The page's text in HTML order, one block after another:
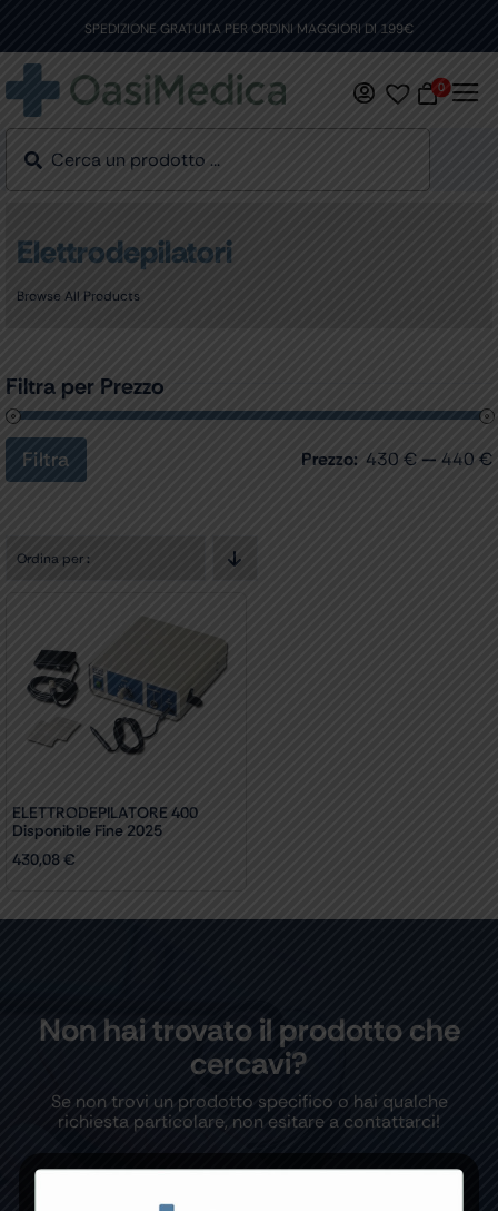
content
SPEDIZIONE GRATUITA PER ORDINI MAGGIORI DI 199€
0
Elettrodepilatori
Browse All Products
Filtra per Prezzo
Prezzo
Min
Prezzo
Max
Filtra Prezzo: 430 € —440 €
Ordina per:
ELETTRODEPILATORE 400
Disponibile Fine 2025
430,08 €
Non hai trovato il prodotto che
cercavi?
Se non trovi un prodotto specifico o hai qualche
richiesta particolare, non esitare a contattarci!